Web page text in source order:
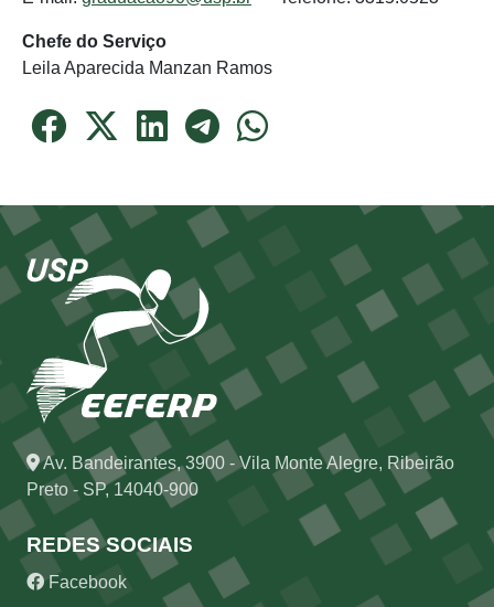
Chefe do Serviço
Leila Aparecida Manzan Ramos
Av. Bandeirantes, 3900 - Vila Monte Alegre, Ribeirão
Preto - SP, 14040-900
REDES SOCIAIS
Facebook